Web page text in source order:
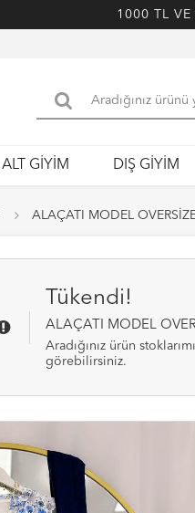
1000 TL VE
ALT GİYİM DIŞ GİYİM
ALAÇATI MODEL
Tükendi!
ALAÇATI MODEL
aradığınız ürün stoklarımızda kalmamıştır. bu ürüne benzer ürünleri alt bölümde
görebilirsiniz.